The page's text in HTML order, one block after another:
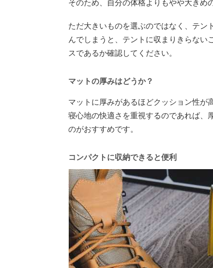
そのため、自分の体格よりもやや大きめ
ただ大きいものを選ぶのではなく、テン
んでしまうと、テントに収まりきらない
スであるか確認してください。
マットの厚みはどうか？
マットに厚みがあるほどクッション性が
寝心地の快適さを重視するのであれば、
のがおすすめです。
コンパクトに収納できると便利